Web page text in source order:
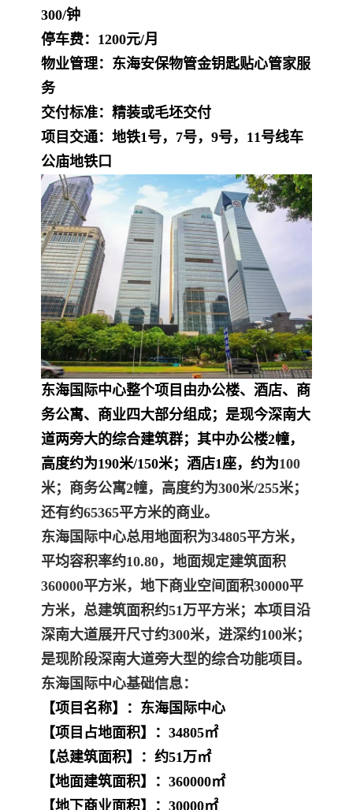
300/钟
停车费：1200元/月
物业管理：东海安保物管金钥匙贴心管家服
务
交付标准：精装或毛坯交付
项目交通：地铁1号，7号，9号，11号线车
公庙地铁口
东海国际中心整个项目由办公楼、酒店、商
务公寓、商业四大部分组成；是现今深南大
道两旁大的综合建筑群；其中办公楼2幢，
高度约为190米/150米；酒店1座，约为100
米；商务公寓2幢，高度约为300米/255米；
还有约65365平方米的商业。
东海国际中心总用地面积为34805平方米，
平均容积率约10.80，地面规定建筑面积
360000平方米，地下商业空间面积30000平
方米，总建筑面积约51万平方米；本项目沿
深南大道展开尺寸约300米，进深约100米；
是现阶段深南大道旁大型的综合功能项目。
东海国际中心基础信息：
【项目名称】：东海国际中心
【项目占地面积】：34805㎡
【总建筑面积】：约51万㎡
【地面建筑面积】：360000㎡
【地下商业面积】：30000㎡